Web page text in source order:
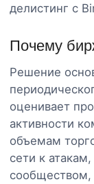
делистинг с
Почему
Решение
оценивает
активности
объемам
сети к
сообществом,